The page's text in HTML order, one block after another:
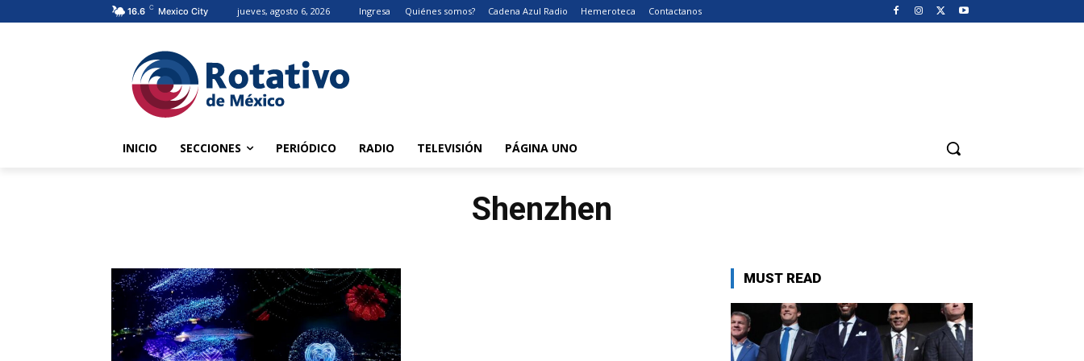
16.6 C Mexico City jueves, agosto 6, 2026 Ingresa Quiénes somos? Cadena Azul Radio Hemeroteca Contactanos
INICIO SECCIONES PERIÓDICO RADIO TELEVISIÓN PÁGINA UNO
Shenzhen
MUST READ